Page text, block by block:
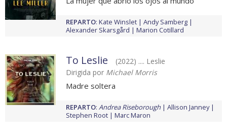
REPARTO: Kate Winslet
Andy Samberg
Alexander Skarsgård
Marion Cotillard
To Leslie
(2022) .... Leslie
Dirigida por Michael Morris
Madre soltera
REPARTO: Andrea Riseborough
Allison Janney
Stephen Root
Marc Maron